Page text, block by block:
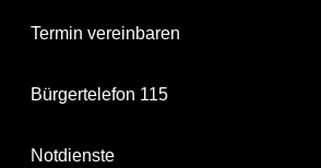
Termin vereinbaren
Bürgertelefon 115
Notdienste